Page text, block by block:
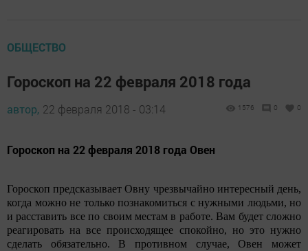
ОБЩЕСТВО
Гороскоп на 22 февраля 2018 года
автор, 22 февраля 2018 - 03:14 1576 0 0
Гороскоп на 22 февраля 2018 года Овен
Гороскоп предсказывает Овну чрезвычайно интересный день,
когда можно не только познакомиться с нужными людьми, но
и расставить все по своим местам в работе. Вам будет сложно
реагировать на все происходящее спокойно, но это нужно
сделать обязательно. В противном случае, Овен может